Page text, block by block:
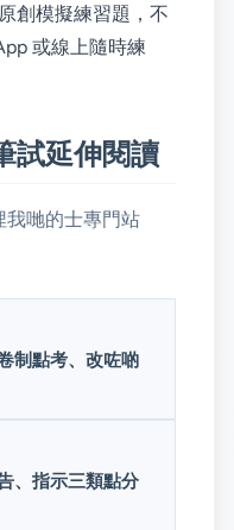
創模擬練習題，不
或線上隨時練
試延伸閱讀
我哋的士專門站
制點考、改咗啲
、指示三類點分